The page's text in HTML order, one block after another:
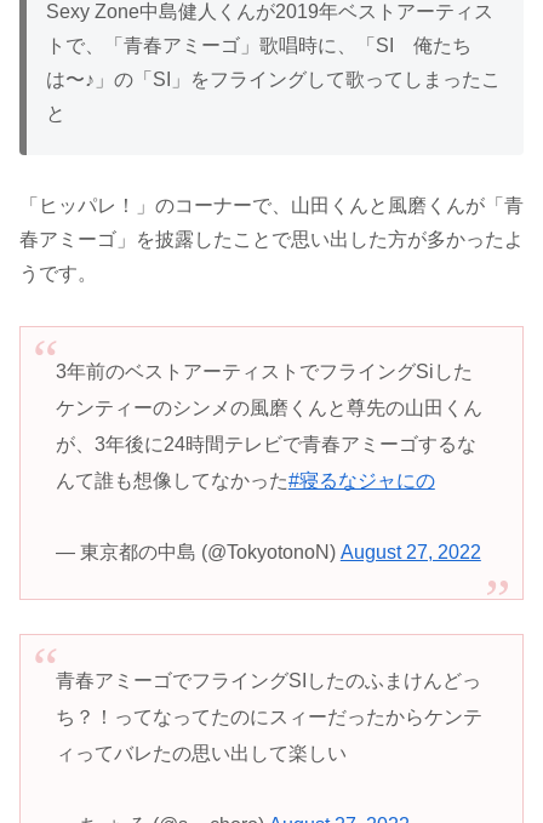
Sexy Zone中島健人くんが2019年ベストアーティス
トで、「青春アミーゴ」歌唱時に、「SI 俺たち
は〜♪」の「SI」をフライングして歌ってしまったこ
と
「ヒッパレ！」のコーナーで、山田くんと風磨くんが「青
春アミーゴ」を披露したことで思い出した方が多かったよ
うです。
3年前のベストアーティストでフライングSiした
ケンティーのシンメの風磨くんと尊先の山田くん
が、3年後に24時間テレビで青春アミーゴするな
んて誰も想像してなかった#寝るなジャにの
— 東京都の中島 (@TokyotonoN) August 27, 2022
青春アミーゴでフライングSIしたのふまけんどっ
ち？！ってなってたのにスィーだったからケンテ
ィってバレたの思い出して楽しい